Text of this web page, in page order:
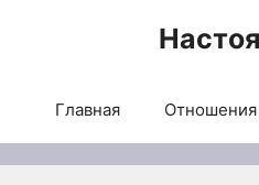
Главная Отношения